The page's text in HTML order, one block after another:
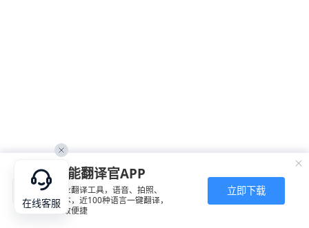
在线客服
全能翻译官APP
专业翻译工具，语音、拍照、
文本，近100种语言一键翻译，
高效便捷
立即下载